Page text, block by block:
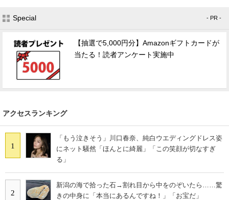
Special - PR -
【抽選で5,000円分】Amazonギフトカードが
当たる！読者アンケート実施中
アクセスランキング
1
「もう泣きそう」川口春奈、純白ウエディングドレス姿
にネット騒然「ほんとに綺麗」「この笑顔が切なすぎ
る」
2
新潟の海で拾った石→割れ目から中をのぞいたら……驚
きの中身に「本当にあるんですね！」「お宝だ」